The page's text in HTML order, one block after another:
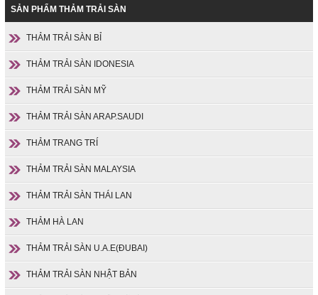
SẢN PHẨM THẢM TRẢI SÀN
THẢM TRẢI SÀN BỈ
THẢM TRẢI SÀN IDONESIA
THẢM TRẢI SÀN MỸ
THẢM TRẢI SÀN ARAP.SAUDI
THẢM TRANG TRÍ
THẢM TRẢI SÀN MALAYSIA
THẢM TRẢI SÀN THÁI LAN
THẢM HÀ LAN
THẢM TRẢI SÀN U.A.E(ĐUBAI)
THẢM TRẢI SÀN NHẬT BẢN